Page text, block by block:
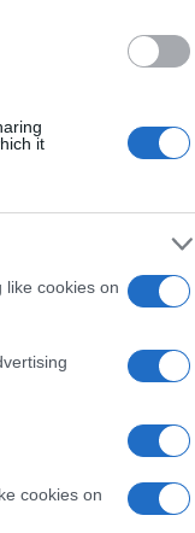
it
like cookies on
cookies on
jaar.
3
5